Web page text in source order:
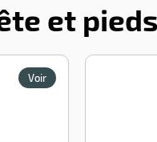
et pieds
Voir